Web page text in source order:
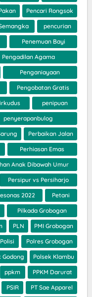
Pencari Rongsok
pencurian
Penemuan Bayi
Pengadilan Agama
Penganiayaan
Pengobatan Gratis
penipuan
penyerapanbulog
Perbaikan Jalan
Perhiasan Emas
Anak Dibawah Umur
Persipur vs Persiharjo
2022 Petani
Pilkada Grobogan
PLN PMI Grobogan
Polisi Polres Grobogan
Godong Polsek Klambu
ppkm PPKM Darurat
PSIR PT Sae Apparel